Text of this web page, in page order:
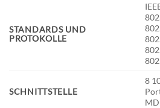
STANDARDS UND
PROTOKOLLE
SCHNITTSTELLE
8